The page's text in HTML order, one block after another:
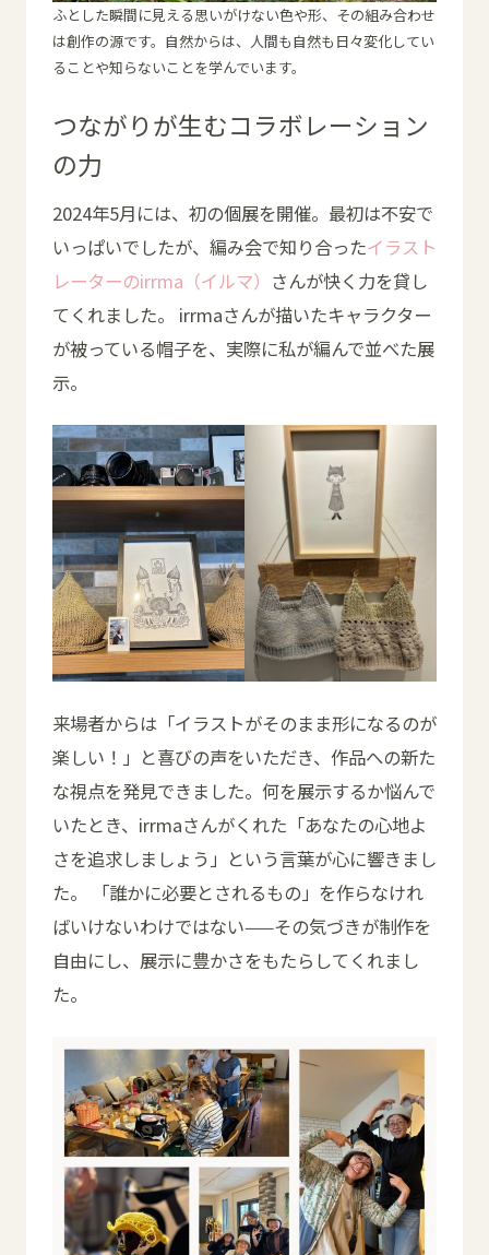
ふとした瞬間に見える思いがけない色や形、その組み合わせ
は創作の源です。自然からは、人間も自然も日々変化してい
ることや知らないことを学んでいます。
つながりが生むコラボレーション
の力
2024年5月には、初の個展を開催。最初は不安で
いっぱいでしたが、編み会で知り合ったイラスト
レーターのirrma（イルマ） さんが快く力を貸し
てくれました。 irrmaさんが描いたキャラクター
が被っている帽子を、実際に私が編んで並べた展
示。
来場者からは「イラストがそのまま形になるのが
楽しい！」と喜びの声をいただき、作品への新た
な視点を発見できました。何を展示するか悩んで
いたとき、irrmaさんがくれた「あなたの心地よ
さを追求しましょう」という言葉が心に響きまし
た。 「誰かに必要とされるもの」を作らなけれ
ばいけないわけではない——その気づきが制作を
自由にし、展示に豊かさをもたらしてくれまし
た。